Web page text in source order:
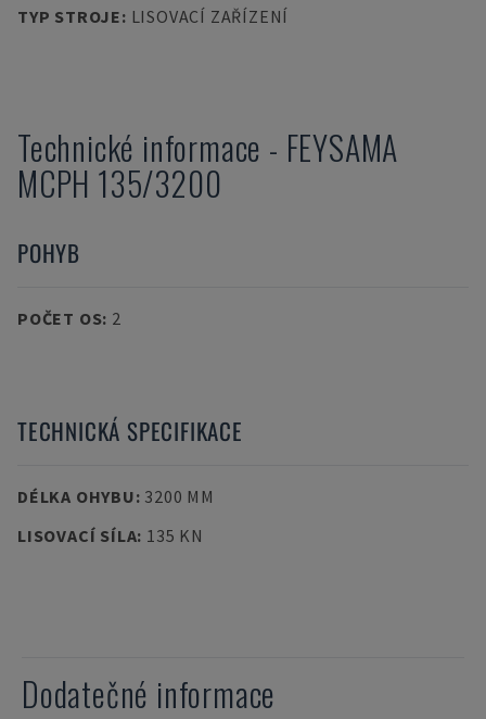
TYP STROJE: LISOVACÍ ZAŘÍZENÍ
Technické informace - FEYSAMA
MCPH 135/3200
POHYB
POČET OS: 2
TECHNICKÁ SPECIFIKACE
DÉLKA OHYBU: 3200 MM
LISOVACÍ SÍLA: 135 KN
Dodatečné informace